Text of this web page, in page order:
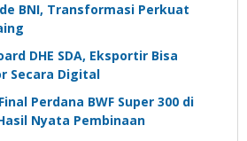
BNI, Transformasi Perkuat
DHE SDA, Eksportir Bisa
Secara Digital
Perdana BWF Super 300 di
Nyata Pembinaan